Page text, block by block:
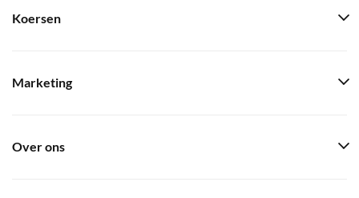
Koersen
Marketing
Over ons